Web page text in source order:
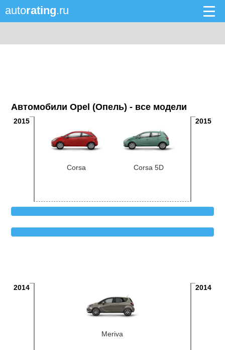
autorating.ru
Автомобили Opel (Опель) - все модели
2015 2015
Corsa Corsa 5D
2014 2014
Meriva